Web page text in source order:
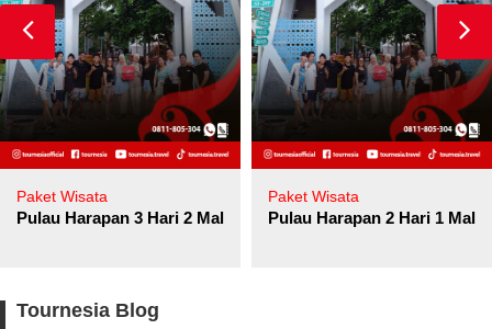
Paket Wisata
Pulau Harapan 3 Hari 2 Malam
Paket Wisata
Pulau Harapan 2 Hari 1
Tournesia Blog